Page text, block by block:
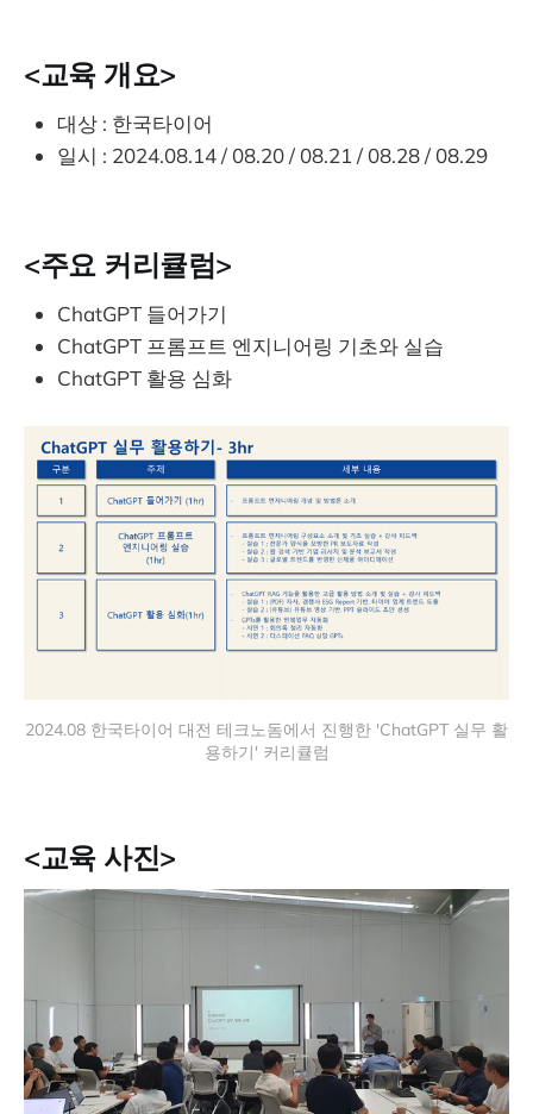
<교육 개요>
대상 : 한국타이어
일시 : 2024.08.14 / 08.20 / 08.21 / 08.28 / 08.29
<주요 커리큘럼>
ChatGPT 들어가기
ChatGPT 프롬프트 엔지니어링 기초와 실습
​ChatGPT 활용 심화
2024.08 한국타이어 대전 테크노돔에서 진행한 'ChatGPT 실무 활
용하기' 커리큘럼
<교육 사진>